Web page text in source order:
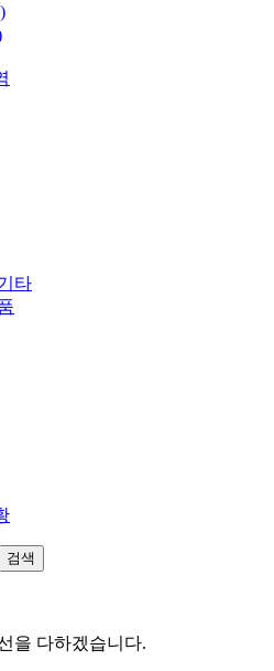
타
검색
을 다하겠습니다.